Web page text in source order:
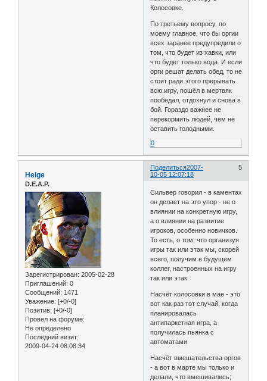
Колосовке.
По третьему вопросу, по
моему главное, что бы оргии
всех заранее предупредили о
том, что будет из хавки, или
что будет только вода. И если
орги решат делать обед, то не
стоит ради этого прерывать
всю игру, пошёл в мертвяк
пообедал, отдохнул и снова в
бой. Гораздо важнее не
перекормить людей, чем не
оставить голодными.
0
Поделиться 5
2007-
10-05 12:07:18
Helge
D.E.A.P.
Зарегистрирован: 2005-02-28
Приглашений: 0
Сообщений: 1471
Уважение: [+0/-0]
Позитив: [+0/-0]
Провел на форуме:
Не определено
Последний визит:
2009-04-24 08:08:34
Cильвер говорил - в каментах
он делает на это упор - не о
влиянии на конкретную игру,
а о влиянии на развитие
игроков, особенно новичков.
То есть, о том, что организуя
игры так или этак мы, скорей
всего, получим в будущем
коллег, настроенных на игру
так или этак.
Насчёт колосовки в мае - это
вот как раз тот случай, когда
планировалась
антипаркетная игра, а
получилась пьянка с
автоматами
Насчёт вмешательства оргов
- а вот в марте мы только и
делали, что вмешивались;